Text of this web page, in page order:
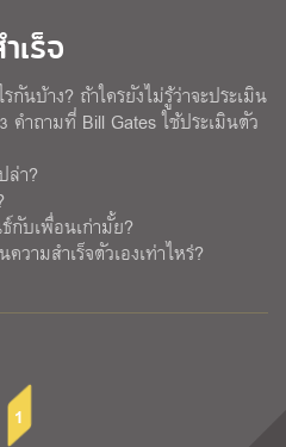
เร็จ
กันบ้าง? ถ้าใครยังไม่รู้ว่าจะประเมิน
คำถามที่ Bill Gates ใช้ประเมินตัว
ล่า?
กับเพื่อนเก่ามั้ย?
ามสำเร็จตัวเองเท่าไหร่?
1